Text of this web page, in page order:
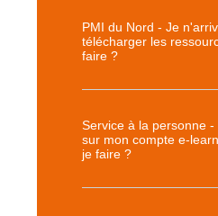
PMI du Nord - Je
télécharger les
faire ?
Service à la personne
sur mon compte e-
je faire ?